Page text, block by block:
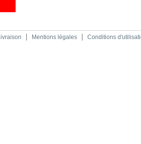
Mentions légales Conditions